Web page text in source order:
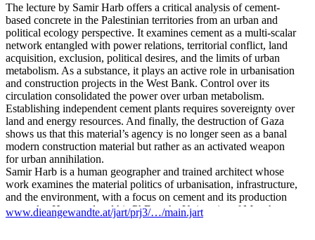
The lecture by Samir Harb offers a critical analysis of cement-
based concrete in the Palestinian territories from an urban and
political ecology perspective. It examines cement as a multi-scalar
network entangled with power relations, territorial conflict, land
acquisition, exclusion, political desires, and the limits of urban
metabolism. As a substance, it plays an active role in urbanisation
and construction projects in the West Bank. Control over its
circulation consolidated the power over urban metabolism.
Establishing independent cement plants requires sovereignty over
land and energy resources. And finally, the destruction of Gaza
shows us that this material’s agency is no longer seen as a banal
modern construction material but rather as an activated weapon
for urban annihilation.
Samir Harb is a human geographer and trained architect whose
work examines the material politics of urbanisation, infrastructure,
and the environment, with a focus on cement and its production
networks. He completed his PhD at the University of Manchester
on how cement shapes urban and territorial transformations in
www.dieangewandte.at/jart/prj3/…/main.jart